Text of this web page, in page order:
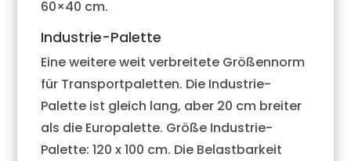
60×40 cm.
Industrie-Palette
Eine weitere weit verbreitete Größennorm
für Transportpaletten. Die Industrie-
Palette ist gleich lang, aber 20 cm breiter
als die Europalette. Größe Industrie-
Palette: 120 x 100 cm. Die Belastbarkeit